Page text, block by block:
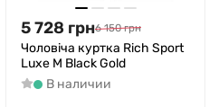
5 728 грн6 150 грн
Чоловіча куртка Rich Sport
Luxe M Black Gold
В наличии